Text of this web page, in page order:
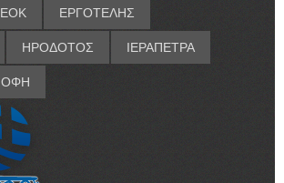
ΕΟΚ ΕΡΓΟΤΕΛΗΣ
ΗΡΟΔΟΤΟΣ ΙΕΡΑΠΕΤΡΑ
ΟΦΗ